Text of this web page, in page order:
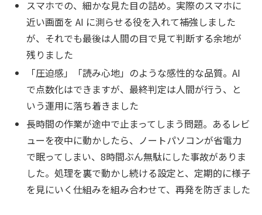
スマホでの、細かな見た目の詰め。実際のスマホに
近い画面を AI に測らせる役を入れて補強しました
が、それでも最後は人間の目で見て判断する余地が
残りました
「圧迫感」「読み心地」のような感性的な品質。AI
で点数化はできますが、最終判定は人間が行う、と
いう運用に落ち着きました
長時間の作業が途中で止まってしまう問題。あるレビ
ューを夜中に動かしたら、ノートパソコンが省電力
で眠ってしまい、8時間ぶん無駄にした事故がありま
した。処理を裏で動かし続ける設定と、定期的に様子
を見にいく仕組みを組み合わせて、再発を防ぎました